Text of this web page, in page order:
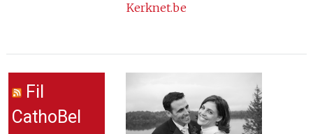
Kerknet.be
Fil
CathoBel